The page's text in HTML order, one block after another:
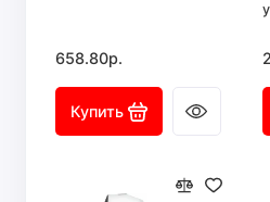
658.80р.
Купить